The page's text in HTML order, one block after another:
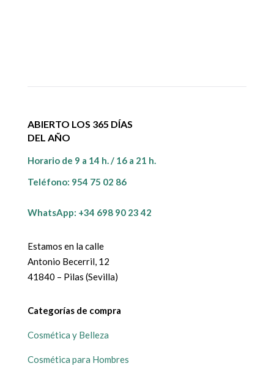
ABIERTO LOS 365 DÍAS
DEL AÑO
Horario de 9 a 14 h. / 16 a 21 h.
Teléfono: 954 75 02 86
WhatsApp: +34 698 90 23 42
Estamos en la calle
Antonio Becerril, 12
41840 – Pilas (Sevilla)
Categorías de compra
Cosmética y Belleza
Cosmética para Hombres